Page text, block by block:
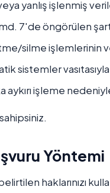
yanlış işlenmiş
7'de öngörülen
silme işlemlerinin
sistemler
aykırı işleme
Yöntemi
haklarınızı